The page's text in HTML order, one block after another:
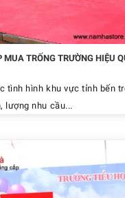
MUA TRỐNG TRƯỜNG HIỆU
tình hình khu vực tỉnh bến
lượng nhu cầu...